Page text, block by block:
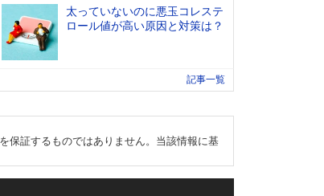
太っていないのに悪玉コレステ
ロール値が高い原因と対策は？
記事一覧
保証するものではありません。当該情報に基